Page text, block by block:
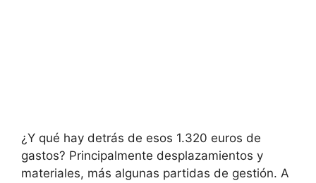
¿Y qué hay detrás de esos 1.320 euros de
gastos? Principalmente desplazamientos y
materiales, más algunas partidas de gestión. A